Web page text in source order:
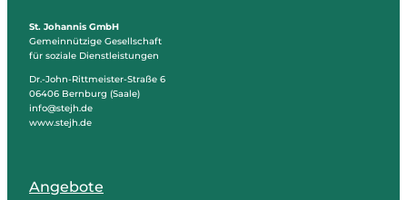
St. Johannis GmbH
Gemeinnützige Gesellschaft
für soziale Dienstleistungen
Dr.-John-Rittmeister-Straße 6
06406 Bernburg (Saale)
info@stejh.de
www.stejh.de
Angebote